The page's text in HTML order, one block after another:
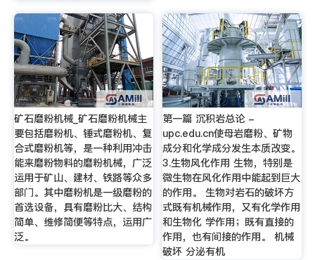
矿石磨粉机械_矿石磨粉机械主
要包括磨粉机、锤式磨粉机、复
合式磨粉机等，是一种利用冲击
能来磨粉物料的磨粉机械，广泛
运用于矿山、建材、铁路等众多
部门。其中磨粉机是一级磨粉的
首选设备，具有磨粉比大、结构
简单、维修简便等特点，运用广
泛。
第一篇 沉积岩总论 -
upc.edu.cn使母岩磨粉、矿物
成分和化学成分发生本质改变。
3.生物风化作用 生物，特别是
微生物在风化作用中能起到巨大
的作用。 生物对岩石的破坏方
式既有机械作用，又有化学作用
和生物化 学作用；既有直接的
作用，也有间接的作用。 机械
破坏 分泌有机